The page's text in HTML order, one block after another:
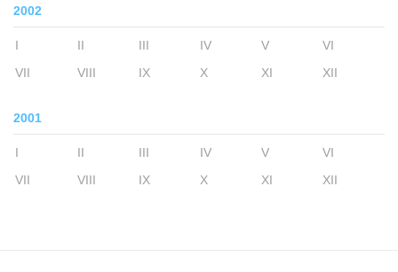
2002
I II III IV V
VI
VII
VIII IX X XI XII
2001
I II III IV V
VI
VII
VIII IX X XI XII